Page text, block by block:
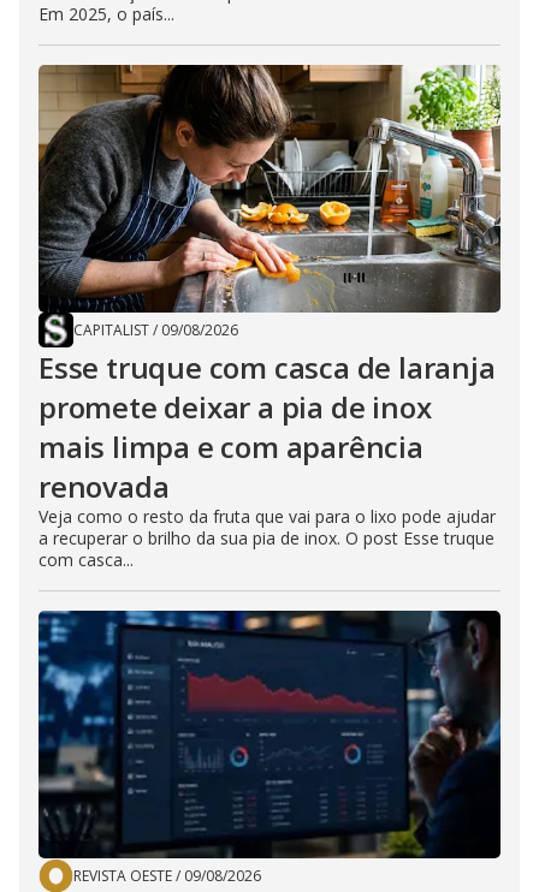
Em 2025, o país...
CAPITALIST/ 09/08/2026
Esse truque com casca de laranja
promete deixar a pia de inox
mais limpa e com aparência
renovada
Veja como o resto da fruta que vai para o lixo pode ajudar
a recuperar o brilho da sua pia de inox. O post Esse truque
com casca...
REVISTA OESTE/ 09/08/2026